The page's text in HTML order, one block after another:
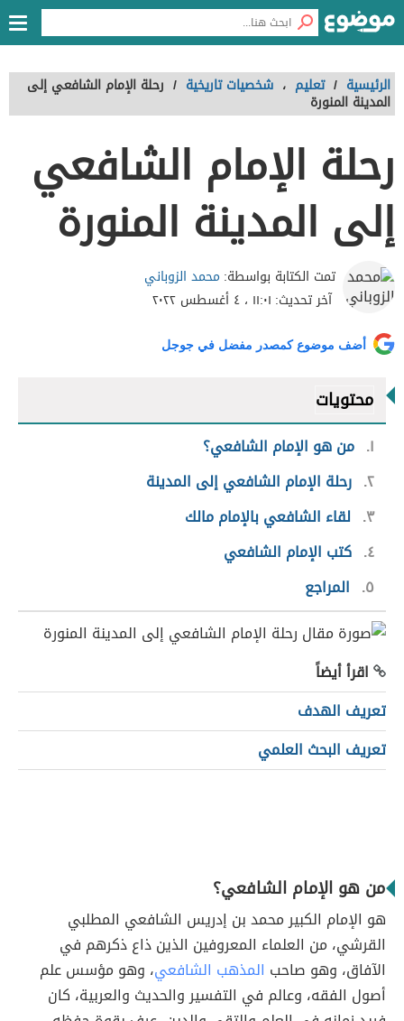
الرئيسية / تعليم ، شخصيات تاريخية / رحلة الإمام الشافعي إلى
المدينة المنورة
رحلة الإمام الشافعي
إلى المدينة المنورة
تمت الكتابة بواسطة: محمد الزوباني
آخر تحديث: ١١:٠١ ، ٤ أغسطس ٢٠٢٢
أضف موضوع كمصدر مفضل في جوجل
محتويات
١ من هو الإمام الشافعي؟
٢ رحلة الإمام الشافعي إلى المدينة
٣ لقاء الشافعي بالإمام مالك
٤ كتب الإمام الشافعي
٥
المراجع
اقرأ أيضاً
تعريف الهدف
تعريف البحث العلمي
من هو الإمام الشافعي؟
هو الإمام الكبير محمد بن إدريس الشافعي المطلبي
القرشي، من العلماء المعروفين الذين ذاع ذكرهم في
الآفاق، وهو صاحب المذهب الشافعي، وهو مؤسس علم
أصول الفقه، وعالم في التفسير والحديث والعربية، كان